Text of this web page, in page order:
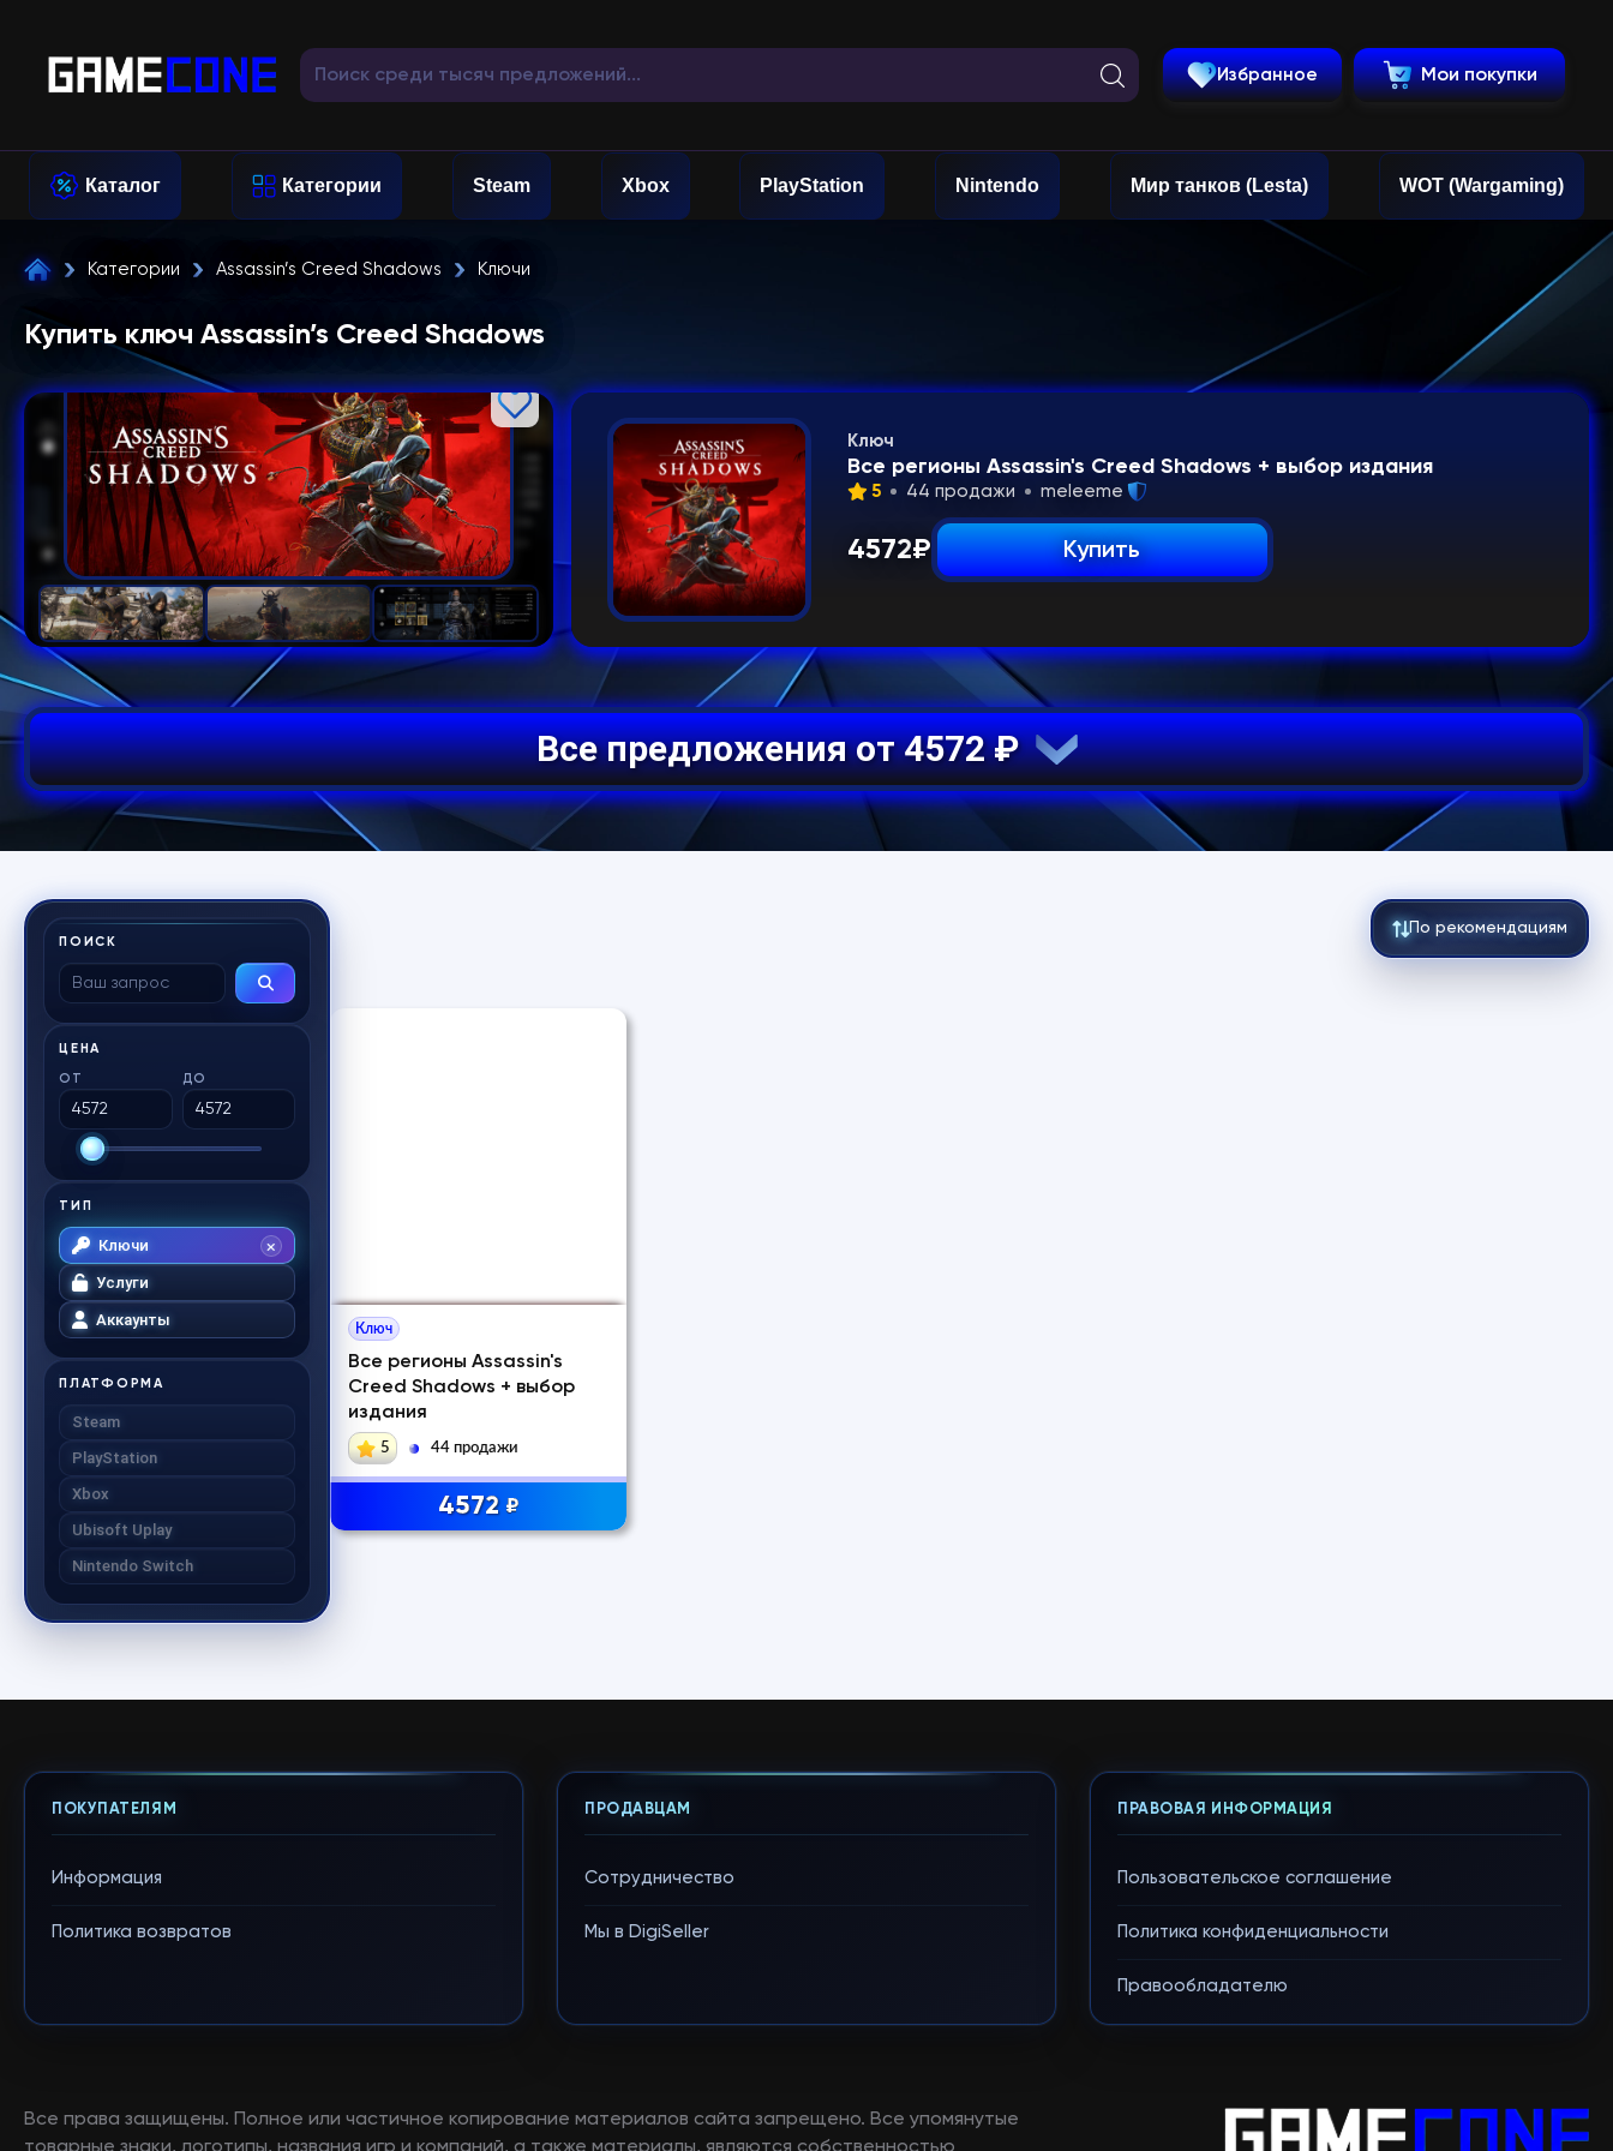
Избранное Мои покупки
Каталог Категории Steam Xbox PlayStation Nintendo Мир танков (Lesta) WOT (Wargaming)
Категории Assassin’s Creed Shadows Ключи
Купить ключ Assassin’s Creed Shadows
Ключ
Все регионы Assassin's Creed Shadows + выбор издания
5 44 продажи meleeme
4572₽ Купить
Все предложения от 4572 ₽
ПОИСК
ЦЕНА
ОТ ДО
ТИП
Ключи
Услуги
Аккаунты
ПЛАТФОРМА
Steam
PlayStation
Xbox
Ubisoft Uplay
Nintendo Switch
По рекомендациям
Ключ
Все регионы Assassin's
Creed Shadows + выбор
издания
5 44 продажи
4572 ₽
ПОКУПАТЕЛЯМ
Информация
Политика возвратов
ПРОДАВЦАМ
Сотрудничество
Мы в DigiSeller
ПРАВОВАЯ ИНФОРМАЦИЯ
Пользовательское соглашение
Политика конфиденциальности
Правообладателю
Все права защищены. Полное или частичное копирование материалов сайта запрещено. Все упомянутые